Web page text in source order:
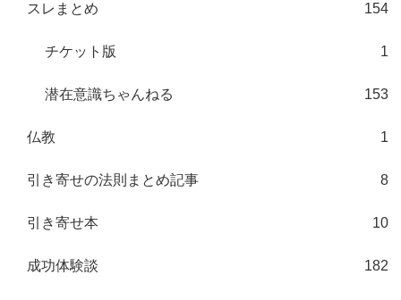
スレまとめ 154
チケット版 1
潜在意識ちゃんねる 153
仏教 1
引き寄せの法則まとめ記事 8
引き寄せ本 10
成功体験談 182